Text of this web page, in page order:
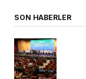
SON HABERLER